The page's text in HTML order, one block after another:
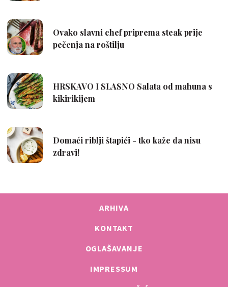
ARHIVA
KONTAKT
OGLAŠAVANJE
IMPRESSUM